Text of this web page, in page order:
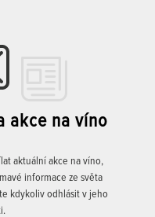
akce na víno
aktuální akce na víno,
informace ze světa
kdykoliv odhlásit v jeho